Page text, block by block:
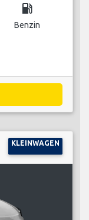
local_gas_station
Benzin
KLEINWAGEN